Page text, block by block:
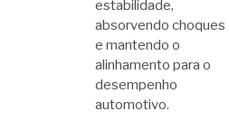
estabilidade,
absorvendo choques
e mantendo o
alinhamento para o
desempenho
automotivo.